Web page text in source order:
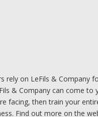
rely on LeFils & Company
& Company can come to
facing, then train your
Find out more on the